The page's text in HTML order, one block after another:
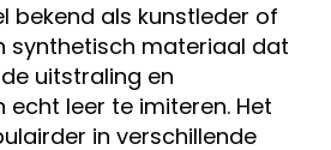
bekend als kunstleder of
synthetisch materiaal dat
uitstraling en
leer te imiteren. Het
in verschillende